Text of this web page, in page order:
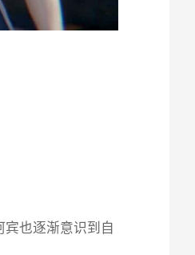
也逐渐意识到自